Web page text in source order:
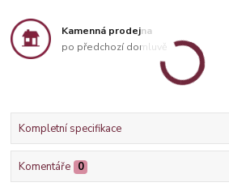
Kamenná prodejna
po předchozí domluvě
Kompletní specifikace
Komentáře 0